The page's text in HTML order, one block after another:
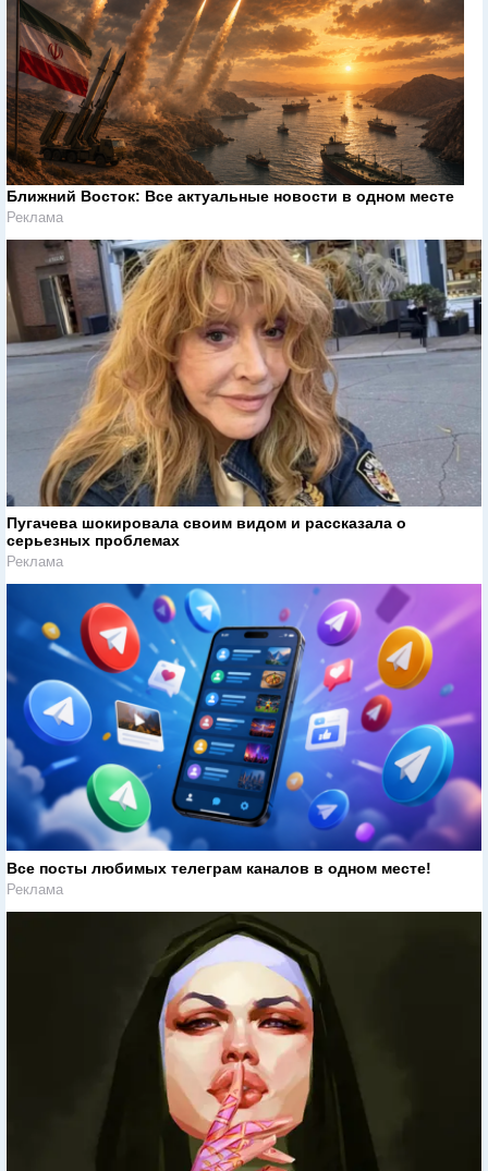
Ближний Восток: Все актуальные новости в одном месте
Реклама
Пугачева шокировала своим видом и рассказала о
серьезных проблемах
Реклама
Все посты любимых телеграм каналов в одном месте!
Реклама